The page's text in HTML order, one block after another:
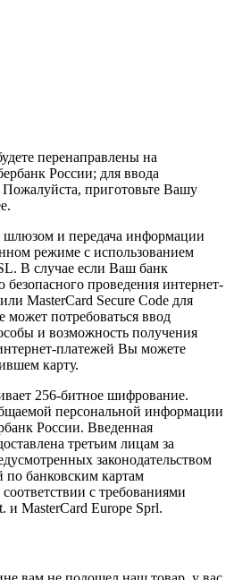
перенаправлены на
России; для ввода
приготовьте Вашу
и передача информации
режиме с использованием
В случае если Ваш банк
проведения интернет-
MasterCard Secure Code для
может потребоваться ввод
и возможность получения
платежей Вы можете
карту.
256-битное шифрование.
персональной информации
России. Введенная
третьим лицам за
законодательством
банковским картам
с требованиями
и MasterCard Europe Sprl.